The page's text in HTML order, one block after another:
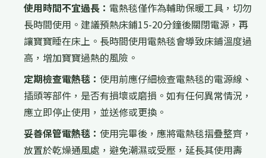
使用時間不宜過長： 電熱毯僅作為輔助保暖工具，切勿
長時間使用。建議預熱床鋪15-20分鐘後關閉電源，再
讓寶寶睡在床上。長時間使用電熱毯會導致床鋪溫度過
高，增加寶寶過熱的風險。
定期檢查電熱毯： 使用前應仔細檢查電熱毯的電源線、
插頭等部件，是否有損壞或磨損。如有任何異常情況，
應立即停止使用，並送修或更換。
妥善保管電熱毯： 使用完畢後，應將電熱毯摺疊整齊，
放置於乾燥通風處，避免潮濕或受壓，延長其使用壽